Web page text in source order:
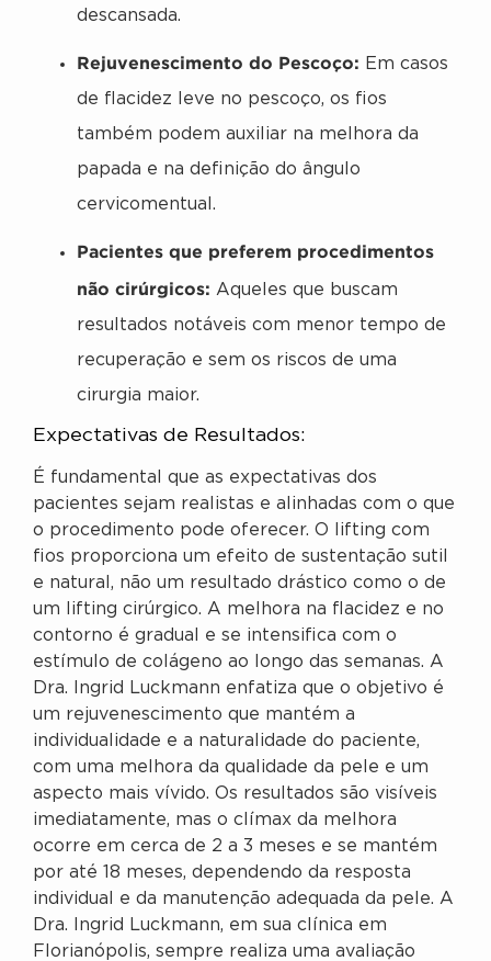
descansada.
Rejuvenescimento do Pescoço: Em casos
de flacidez leve no pescoço, os fios
também podem auxiliar na melhora da
papada e na definição do ângulo
cervicomentual.
Pacientes que preferem procedimentos
não cirúrgicos: Aqueles que buscam
resultados notáveis com menor tempo de
recuperação e sem os riscos de uma
cirurgia maior.
Expectativas de Resultados:
É fundamental que as expectativas dos
pacientes sejam realistas e alinhadas com o que
o procedimento pode oferecer. O lifting com
fios proporciona um efeito de sustentação sutil
e natural, não um resultado drástico como o de
um lifting cirúrgico. A melhora na flacidez e no
contorno é gradual e se intensifica com o
estímulo de colágeno ao longo das semanas. A
Dra. Ingrid Luckmann enfatiza que o objetivo é
um rejuvenescimento que mantém a
individualidade e a naturalidade do paciente,
com uma melhora da qualidade da pele e um
aspecto mais vívido. Os resultados são visíveis
imediatamente, mas o clímax da melhora
ocorre em cerca de 2 a 3 meses e se mantém
por até 18 meses, dependendo da resposta
individual e da manutenção adequada da pele. A
Dra. Ingrid Luckmann, em sua clínica em
Florianópolis, sempre realiza uma avaliação